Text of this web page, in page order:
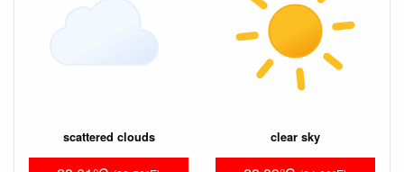
scattered clouds clear sky